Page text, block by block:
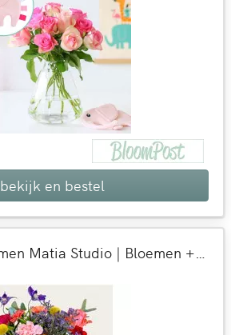
bekijk en bestel
Brievenbusbloemen Matia Studio | Bloemen + kaart versturen